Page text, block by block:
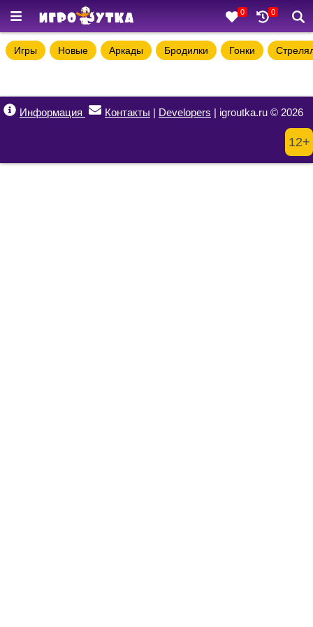
0 0
Игры Новые Аркады Бродилки Гонки
Информация Контакты | Developers | igroutka.ru © 2026
12+